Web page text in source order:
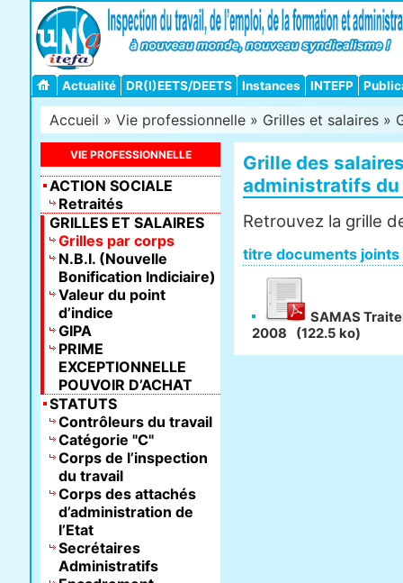
Actualité DR(I)EETS/DEETS Instances INTEFP
Accueil » Vie professionnelle » Grilles et salaires »
Grille des
administratifs
Retrouvez la grille
titre documents joints
SAMAS
2008
(122.5 ko)
VIE PROFESSIONNELLE
ACTION SOCIALE
Retraités
GRILLES ET SALAIRES
Grilles par corps
N.B.I. (Nouvelle
Bonification Indiciaire)
Valeur du point
d’indice
GIPA
PRIME
EXCEPTIONNELLE
POUVOIR D’ACHAT
STATUTS
Contrôleurs du travail
Catégorie "C"
Corps de l’inspection
du travail
Corps des attachés
d’administration de
l’Etat
Secrétaires
Administratifs